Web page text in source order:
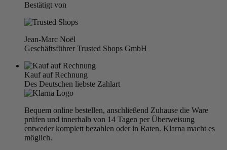
Bestätigt von
Jean-Marc Noël
Geschäftsführer Trusted Shops GmbH
Kauf auf Rechnung
Des Deutschen liebste Zahlart
Bequem online bestellen, anschließend Zuhause die Ware
prüfen und innerhalb von 14 Tagen per Überweisung
entweder komplett bezahlen oder in Raten. Klarna macht es
möglich.